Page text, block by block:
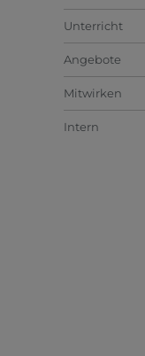
Unterricht
Angebote
Mitwirken
Intern